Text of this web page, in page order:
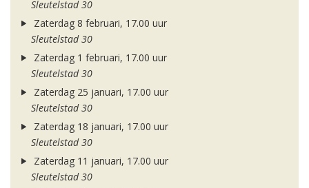
Sleutelstad 30
Zaterdag 8 februari, 17.00 uur
Sleutelstad 30
Zaterdag 1 februari, 17.00 uur
Sleutelstad 30
Zaterdag 25 januari, 17.00 uur
Sleutelstad 30
Zaterdag 18 januari, 17.00 uur
Sleutelstad 30
Zaterdag 11 januari, 17.00 uur
Sleutelstad 30